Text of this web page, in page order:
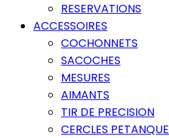
RESERVATIONS
ACCESSOIRES
COCHONNETS
SACOCHES
MESURES
AIMANTS
TIR DE PRECISION
CERCLES PETANQUE